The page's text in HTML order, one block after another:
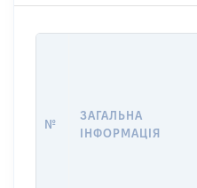
№
ЗАГАЛЬНА
ІНФОРМАЦІЯ